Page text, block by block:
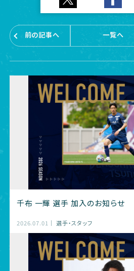
前の記事へ 一覧へ
千布 一輝 選手 加入のお知らせ
2026.07.01 選手・スタッフ